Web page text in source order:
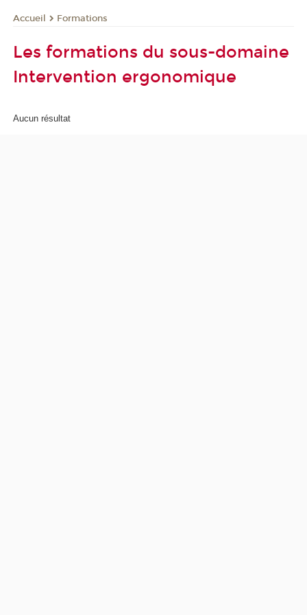
Accueil Formations
Les formations du sous-domaine
Intervention ergonomique
Aucun résultat